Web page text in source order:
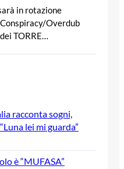
in rotazione
Overdub
TORRE…
racconta sogni,
lei mi guarda”
è “MUFASA”